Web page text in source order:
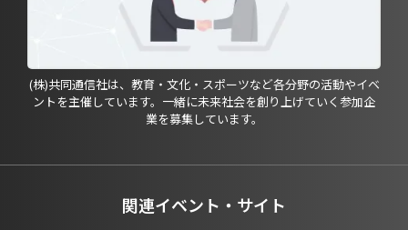
(株)共同通信社は、教育・文化・スポーツなど各分野の活動やイベ
ントを主催しています。一緒に未来社会を創り上げていく参加企
業を募集しています。
関連イベント・サイト